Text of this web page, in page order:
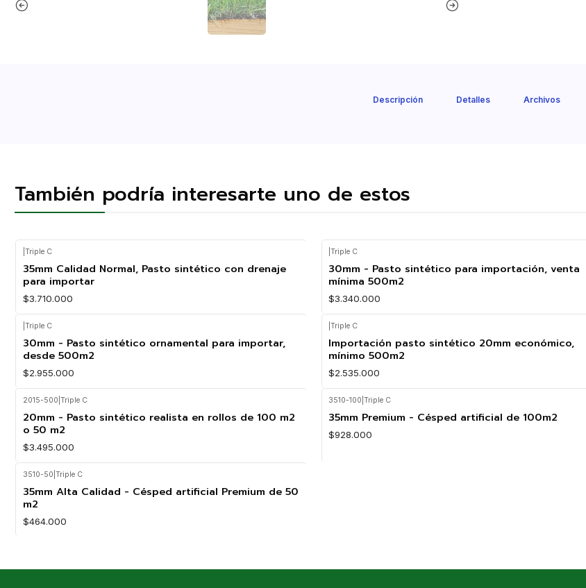
Descripción Detalles Archivos
También podría interesarte uno de estos
Triple C
35mm Calidad Normal, Pasto sintético con drenaje
para importar
$3.710.000
|Triple C
30mm - Pasto sintético para importación, venta
mínima 500m2
$3.340.000
Triple C
30mm - Pasto sintético ornamental para importar,
desde 500m2
$2.955.000
|Triple C
Importación pasto sintético 20mm económico,
mínimo 500m2
$2.535.000
2015-500 Triple C
20mm - Pasto sintético realista en rollos de 100 m2
o 50 m2
$3.495.000
3510-100 |Triple C
35mm Premium - Césped artificial de 100m2
$928.000
3510-50 Triple C
35mm Alta Calidad - Césped artificial Premium de 50
m2
$464.000